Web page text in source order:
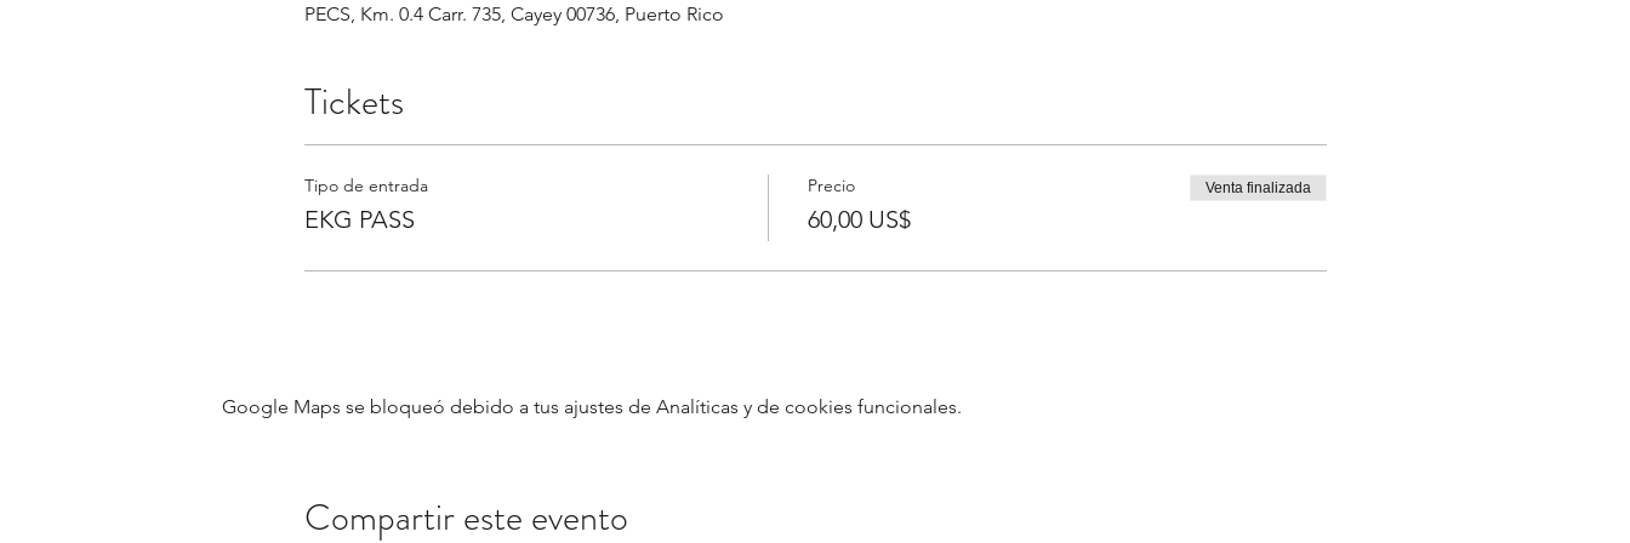
PECS, Km. 0.4 Carr. 735, Cayey 00736, Puerto Rico
Tickets
Tipo de entrada
EKG PASS
Precio
60,00 US$
Venta finalizada
Google Maps se bloqueó debido a tus ajustes de Analíticas y de cookies funcionales.
Compartir este evento